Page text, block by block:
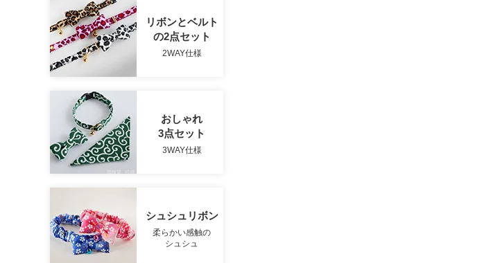
リボンとベルト
の2点セット
2WAY仕様
おしゃれ
3点セット
3WAY仕様
シュシュリボン
柔らかい感触の
シュシュ